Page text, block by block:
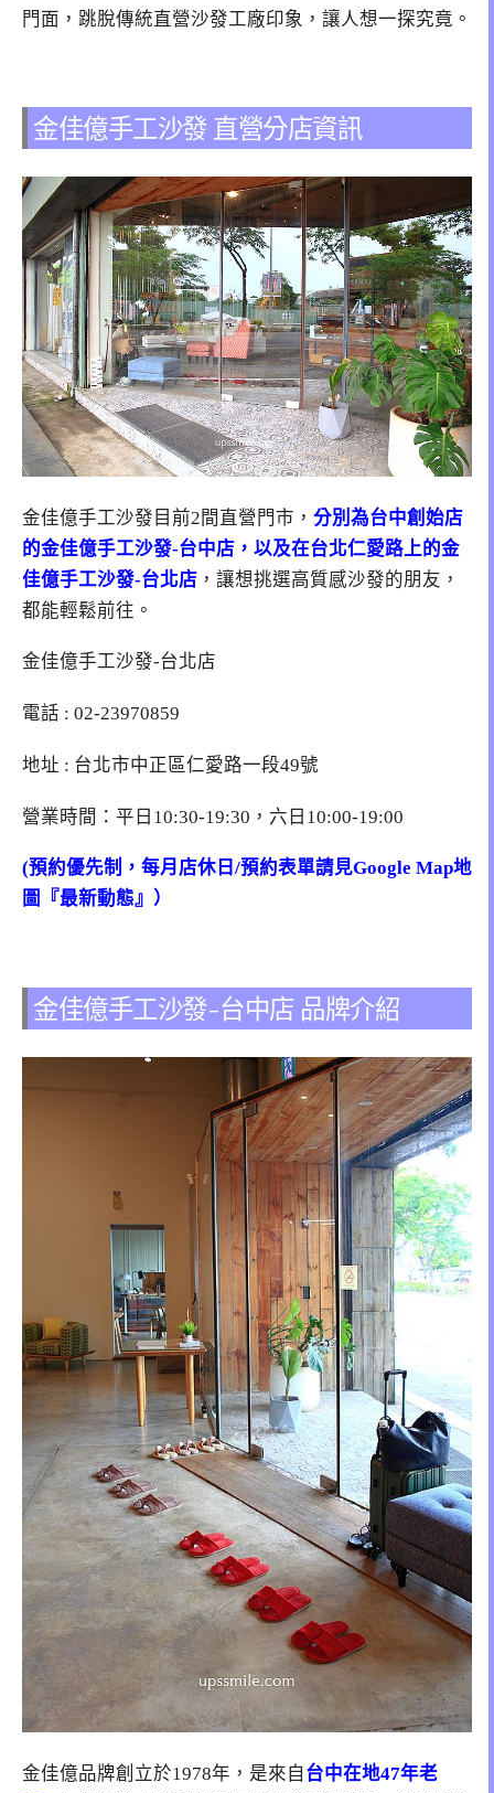
門面，跳脫傳統直營沙發工廠印象，讓人想一探究竟。
金佳億手工沙發 直營分店資訊
金佳億手工沙發目前2間直營門市， 分別為台中創始店
的金佳億手工沙發-台中店，以及在台北仁愛路上的金
佳億手工沙發-台北店 ，讓想挑選高質感沙發的朋友，
都能輕鬆前往。
金佳億手工沙發-台北店
電話 : 02-23970859
地址 : 台北市中正區仁愛路一段49號
營業時間：平日10:30-19:30，六日10:00-19:00
(預約優先制，每月店休日/預約表單請見Google Map地
圖『最新動態』）
金佳億手工沙發-台中店 品牌介紹
金佳億品牌創立於1978年，是來自 台中在地47年老